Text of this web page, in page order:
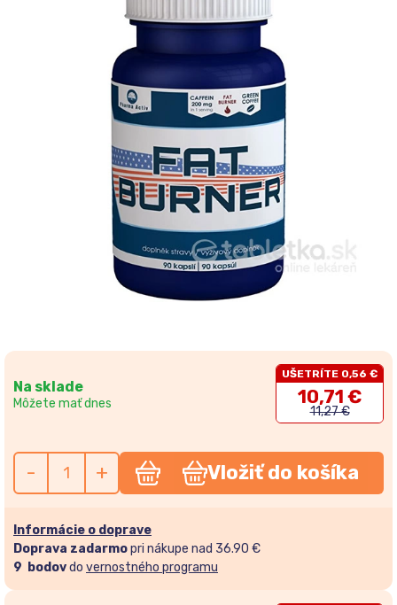
Na sklade
Môžete mať dnes
UŠETRÍTE 0,56 €
10,71 €
11,27 €
- + Vložiť do košíka
Informácie o doprave
Doprava zadarmopri nákupe nad 36.90 €
9 bodovdo vernostného programu